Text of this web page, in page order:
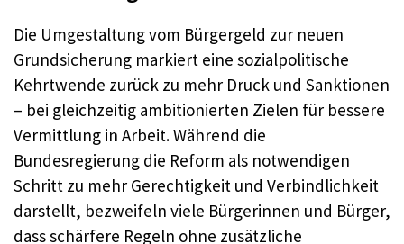
Die Umgestaltung vom Bürgergeld zur neuen
Grundsicherung markiert eine sozialpolitische
Kehrtwende zurück zu mehr Druck und Sanktionen
– bei gleichzeitig ambitionierten Zielen für bessere
Vermittlung in Arbeit. Während die
Bundesregierung die Reform als notwendigen
Schritt zu mehr Gerechtigkeit und Verbindlichkeit
darstellt, bezweifeln viele Bürgerinnen und Bürger,
dass schärfere Regeln ohne zusätzliche